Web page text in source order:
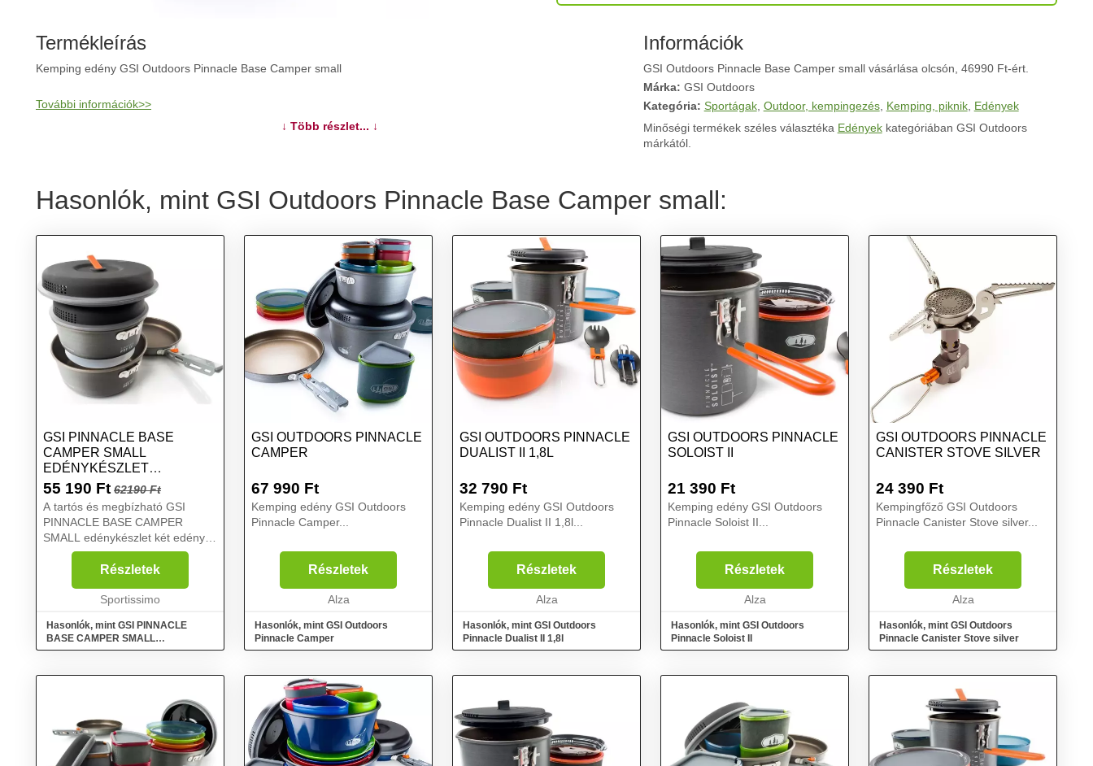
Termékleírás
Kemping edény GSI Outdoors Pinnacle Base Camper small
További információk>>
↓ Több részlet... ↓
Információk
GSI Outdoors Pinnacle Base Camper small vásárlása olcsón, 46990 Ft-ért.
Márka: GSI Outdoors
Kategória: Sportágak, Outdoor, kempingezés, Kemping, piknik, Edények
Minőségi termékek széles választéka Edényekkategóriában GSI Outdoors
márkától.
Hasonlók, mint GSI Outdoors Pinnacle Base Camper small:
GSI PINNACLE BASE
CAMPER SMALL
EDÉNYKÉSZLET
KEMPINGEZÉSHEZ,
55 190 Ft 62190 Ft
A tartós és megbízható GSI
PINNACLE BASE CAMPER
SMALL edénykészlet két edényt,
egy fedelet, egy serpenyőt, egy
műanyag vágódeszkát és egy
tárolót kínál, amely egyben
mosogatóedényként is szolgál. A
Részletek
Sportissimo
Hasonlók, mint GSI PINNACLE
BASE CAMPER SMALL
Edénykészlet kempingezéshez,
GSI OUTDOORS PINNACLE
CAMPER
67 990 Ft
Kemping edény GSI Outdoors
Pinnacle Camper...
Részletek
Alza
Hasonlók, mint GSI Outdoors
Pinnacle Camper
GSI OUTDOORS PINNACLE
DUALIST II 1,8L
32 790 Ft
Kemping edény GSI Outdoors
Pinnacle Dualist II 1,8l...
Részletek
Alza
Hasonlók, mint GSI Outdoors
Pinnacle Dualist II 1,8l
GSI OUTDOORS PINNACLE
SOLOIST II
21 390 Ft
Kemping edény GSI Outdoors
Pinnacle Soloist II...
Részletek
Alza
Hasonlók, mint GSI Outdoors
Pinnacle Soloist II
GSI OUTDOORS PINNACLE
CANISTER STOVE SILVER
24 390 Ft
Kempingfőző GSI Outdoors
Pinnacle Canister Stove silver...
Részletek
Alza
Hasonlók, mint GSI Outdoors
Pinnacle Canister Stove silver